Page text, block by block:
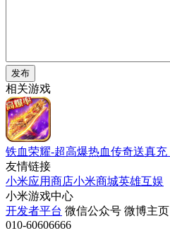
发布
相关游戏
铁血荣耀-超高爆热血传奇送真充
友情链接
小米应用商店小米商城英雄互娱
小米游戏中心
开发者平台 微信公众号 微博主页
010-60606666